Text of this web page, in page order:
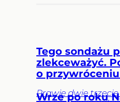
Tego sondażu
zlekceważyć.
o przywróceniu
Prawie dwie
Wrze po roku